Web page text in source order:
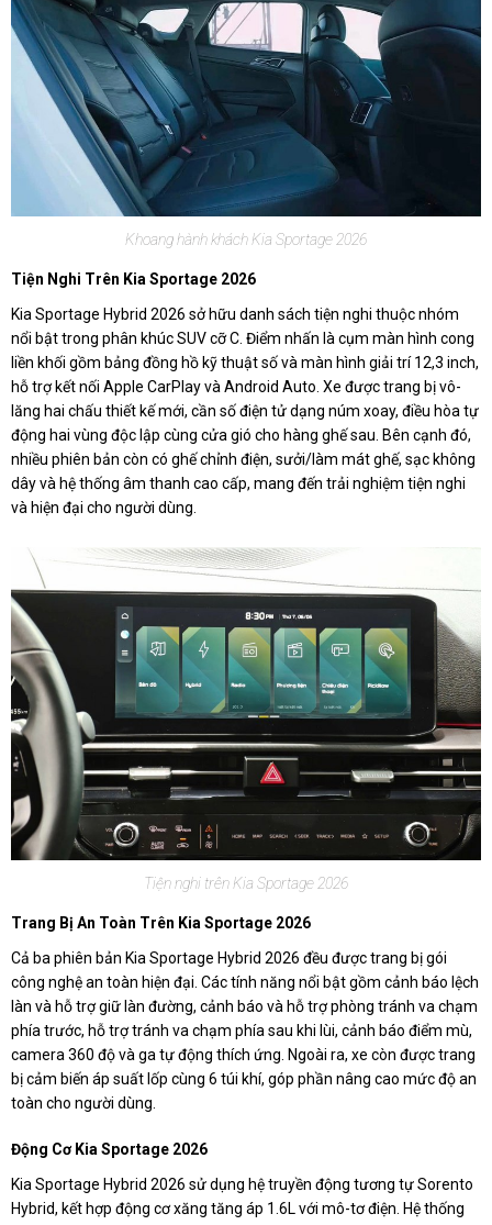
Khoang hành khách Kia Sportage 2026
Tiện Nghi Trên Kia Sportage 2026
Kia Sportage Hybrid 2026 sở hữu danh sách tiện nghi thuộc nhóm
nổi bật trong phân khúc SUV cỡ C. Điểm nhấn là cụm màn hình cong
liền khối gồm bảng đồng hồ kỹ thuật số và màn hình giải trí 12,3 inch,
hỗ trợ kết nối Apple CarPlay và Android Auto. Xe được trang bị vô-
lăng hai chấu thiết kế mới, cần số điện tử dạng núm xoay, điều hòa tự
động hai vùng độc lập cùng cửa gió cho hàng ghế sau. Bên cạnh đó,
nhiều phiên bản còn có ghế chỉnh điện, sưởi/làm mát ghế, sạc không
dây và hệ thống âm thanh cao cấp, mang đến trải nghiệm tiện nghi
và hiện đại cho người dùng.
Tiện nghi trên Kia Sportage 2026
Trang Bị An Toàn Trên Kia Sportage 2026
Cả ba phiên bản Kia Sportage Hybrid 2026 đều được trang bị gói
công nghệ an toàn hiện đại. Các tính năng nổi bật gồm cảnh báo lệch
làn và hỗ trợ giữ làn đường, cảnh báo và hỗ trợ phòng tránh va chạm
phía trước, hỗ trợ tránh va chạm phía sau khi lùi, cảnh báo điểm mù,
camera 360 độ và ga tự động thích ứng. Ngoài ra, xe còn được trang
bị cảm biến áp suất lốp cùng 6 túi khí, góp phần nâng cao mức độ an
toàn cho người dùng.
Động Cơ Kia Sportage 2026
Kia Sportage Hybrid 2026 sử dụng hệ truyền động tương tự Sorento
Hybrid, kết hợp động cơ xăng tăng áp 1.6L với mô-tơ điện. Hệ thống